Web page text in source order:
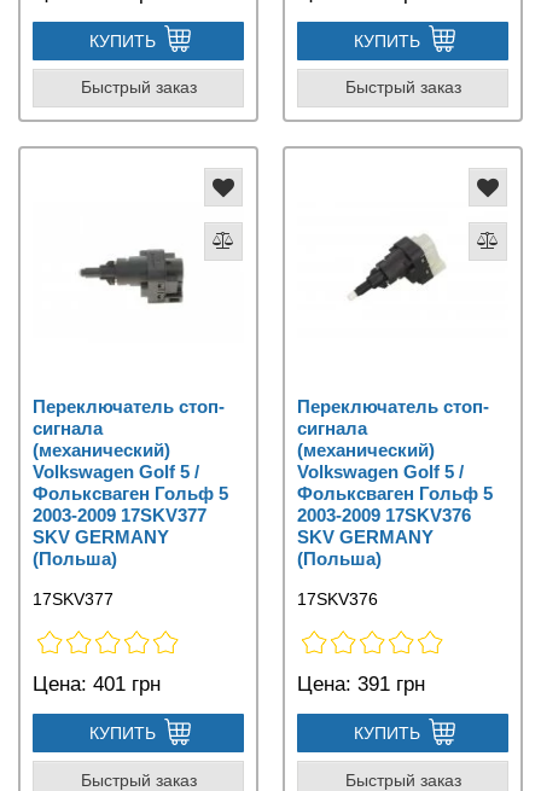
КУПИТЬ
Быстрый заказ
КУПИТЬ
Быстрый заказ
Переключатель стоп-
сигнала
(механический)
Volkswagen Golf 5 /
Фольксваген Гольф 5
2003-2009 17SKV377
SKV GERMANY
(Польша)
17SKV377
Цена: 401 грн
КУПИТЬ
Быстрый заказ
Переключатель стоп-
сигнала
(механический)
Volkswagen Golf 5 /
Фольксваген Гольф 5
2003-2009 17SKV376
SKV GERMANY
(Польша)
17SKV376
Цена: 391 грн
КУПИТЬ
Быстрый заказ